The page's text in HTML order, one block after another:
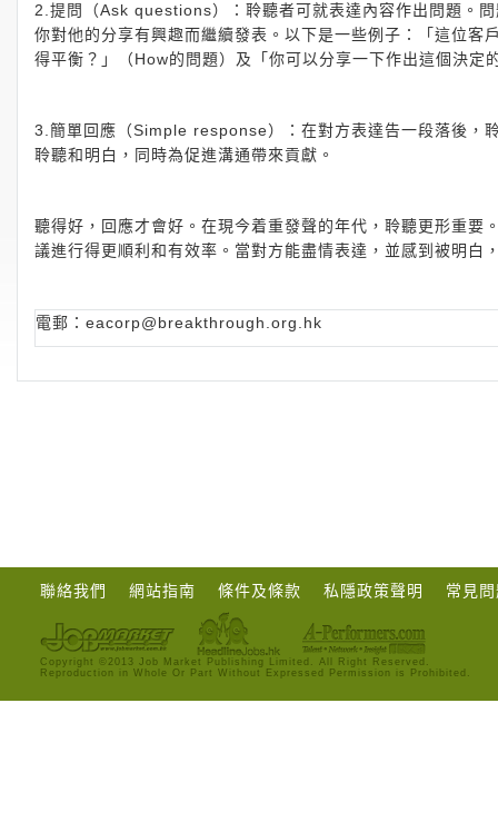
2.提問（Ask questions）：聆聽者可就表達內容作出問題。
你對他的分享有興趣而繼續發表。以下是一些例子：「這位
得平衡？」（How的問題）及「你可以分享一下作出這個決定
3.簡單回應（Simple response）：在對方表達告一段落後，
聆聽和明白，同時為促進溝通帶來貢獻。
聽得好，回應才會好。在現今着重發聲的年代，聆聽更形重
議進行得更順利和有效率。當對方能盡情表達，並感到被明白
電郵： eacorp@breakthrough.org.hk
聯絡我們 網站指南 條件及條款 私隱政策聲明 常見
Copyright ©2013 Job Market Publishing Limited. All Right Reserved.
Reproduction in Whole Or Part Without Expressed Permission is Prohibited.